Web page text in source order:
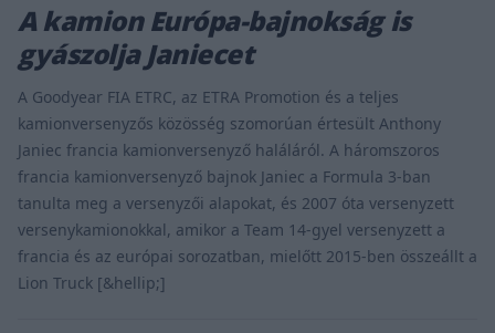
A kamion Európa-bajnokság is
gyászolja Janiecet
A Goodyear FIA ETRC, az ETRA Promotion és a teljes
kamionversenyzős közösség szomorúan értesült Anthony
Janiec francia kamionversenyző haláláról. A háromszoros
francia kamionversenyző bajnok Janiec a Formula 3-ban
tanulta meg a versenyzői alapokat, és 2007 óta versenyzett
versenykamionokkal, amikor a Team 14-gyel versenyzett a
francia és az európai sorozatban, mielőtt 2015-ben összeállt a
Lion Truck [&hellip;]